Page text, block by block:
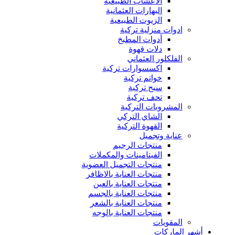
البهارات العثمانية
الزيوت الطبيعية
ادوات منزلية تركية
أدوات المطبخ
دلات قهوة
الفلكلور العثماني
اكسسوارات تركية
خواتم تركية
سبح تركية
تحف تركية
المشروبات التركية
الشاي التركي
القهوة التركية
عناية وتجميل
منتجات الرجيم
الفيتامينات والمكملات
منتجات التجميل العضوية
منتجات العناية بالاظافر
منتجات العناية بالعين
منتجات العناية بالجسم
منتجات العناية بالشعر
منتجات العناية بالوجه
المقويات
أشهر الماركات